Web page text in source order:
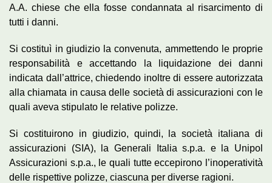
A.A. chiese che ella fosse condannata al risarcimento di
tutti i danni.
Si costituì in giudizio la convenuta, ammettendo le proprie
responsabilità e accettando la liquidazione dei danni
indicata dall’attrice, chiedendo inoltre di essere autorizzata
alla chiamata in causa delle società di assicurazioni con le
quali aveva stipulato le relative polizze.
Si costituirono in giudizio, quindi, la società italiana di
assicurazioni (SIA), la Generali Italia s.p.a. e la Unipol
Assicurazioni s.p.a., le quali tutte eccepirono l’inoperatività
delle rispettive polizze, ciascuna per diverse ragioni.